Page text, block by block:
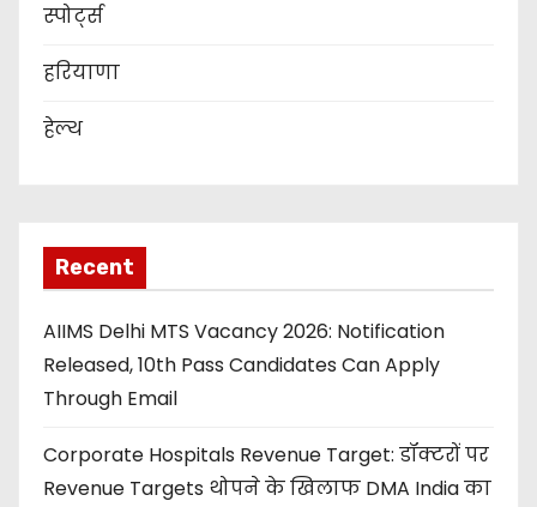
स्पोर्ट्स
हरियाणा
हेल्थ
Recent
AIIMS Delhi MTS Vacancy 2026: Notification
Released, 10th Pass Candidates Can Apply
Through Email
Corporate Hospitals Revenue Target: डॉक्टरों पर
Revenue Targets थोपने के खिलाफ DMA India का